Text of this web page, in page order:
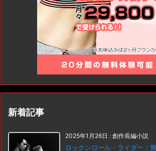
新着記事
2025年1月26日 : 創作長編小説
ロックンロール・ライダー：